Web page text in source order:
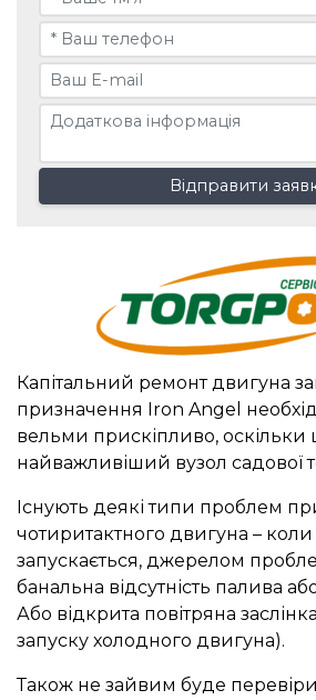
Капітальний ремонт двигуна
призначення Iron Angel
вельми прискіпливо, оскільки
найважливіший вузол садової
Існують деякі типи проблем
чотиритактного двигуна –
запускається, джерелом
банальна відсутність палива
Або відкрита повітряна
запуску холодного двигуна).
Також не зайвим буде
Відправити